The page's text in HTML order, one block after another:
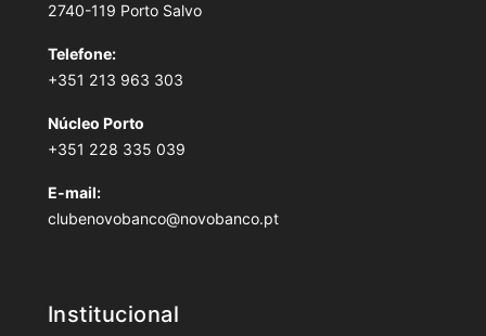
2740-119 Porto Salvo
Telefone:
+351 213 963 303
Núcleo Porto
+351 228 335 039
E-mail:
clubenovobanco@novobanco.pt
Institucional